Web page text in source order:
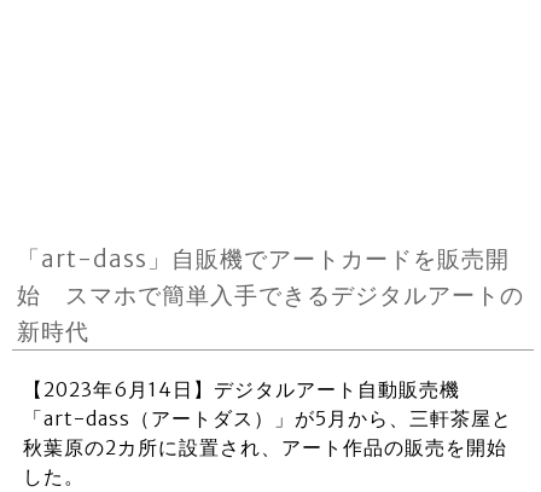
「art-dass」自販機でアートカードを販売開
始 スマホで簡単入手できるデジタルアートの
新時代
【2023年6月14日】デジタルアート自動販売機
「art-dass（アートダス）」が5月から、三軒茶屋と
秋葉原の2カ所に設置され、アート作品の販売を開始
した。